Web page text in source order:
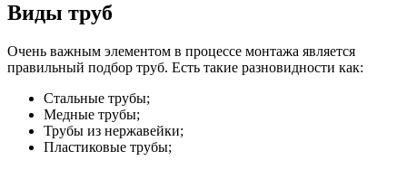
Виды труб
Очень важным элементом в процессе монтажа является
правильный подбор труб. Есть такие разновидности как:
Стальные трубы;
Медные трубы;
Трубы из нержавейки;
Пластиковые трубы;